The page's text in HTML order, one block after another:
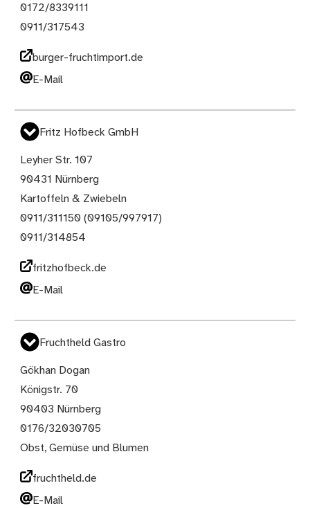
0172/8339111
0911/317543
burger-fruchtimport.de
E-Mail
Fritz Hofbeck GmbH
Leyher Str. 107
90431 Nürnberg
Kartoffeln & Zwiebeln
0911/311150 (09105/997917)
0911/314854
fritzhofbeck.de
E-Mail
Fruchtheld Gastro
Gökhan Dogan
Königstr. 70
90403 Nürnberg
0176/32030705
Obst, Gemüse und Blumen
fruchtheld.de
E-Mail